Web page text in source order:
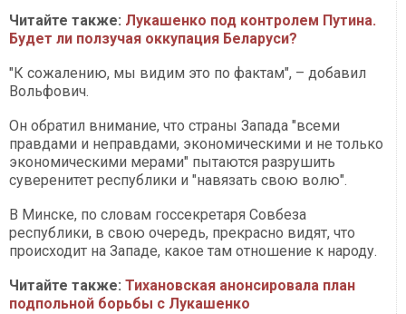
Читайте также: Лукашенко под контролем Путина.
Будет ли ползучая оккупация Беларуси?
"К сожалению, мы видим это по фактам", – добавил
Вольфович.
Он обратил внимание, что страны Запада "всеми
правдами и неправдами, экономическими и не только
экономическими мерами" пытаются разрушить
суверенитет республики и "навязать свою волю".
В Минске, по словам госсекретаря Совбеза
республики, в свою очередь, прекрасно видят, что
происходит на Западе, какое там отношение к народу.
Читайте также: Тихановская анонсировала план
подпольной борьбы с Лукашенко